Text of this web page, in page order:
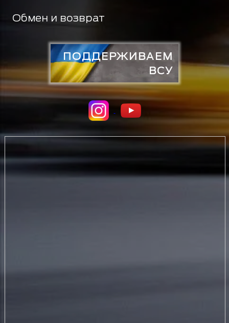
Обмен и возврат
ПОДДЕРЖИВАЕМ
ВСУ